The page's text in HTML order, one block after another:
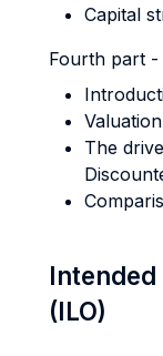
Capital
Fourth part -
The
(ILO)